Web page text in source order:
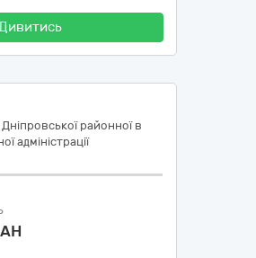
районної в
адміністрації